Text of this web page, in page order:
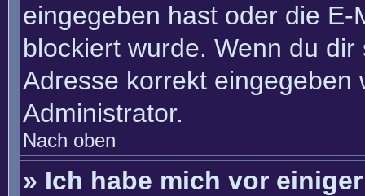
eingegeben hast oder die
blockiert wurde. Wenn du
Adresse korrekt
Administrator.
Nach oben
» Ich habe mich vor